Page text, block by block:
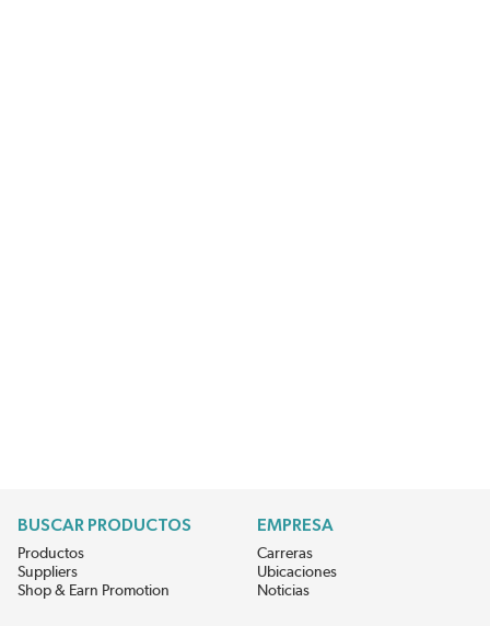
BUSCAR PRODUCTOS
Productos
Suppliers
Shop & Earn Promotion
EMPRESA
Carreras
Ubicaciones
Noticias